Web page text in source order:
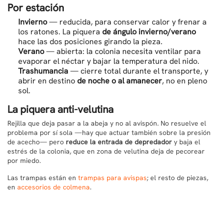
Por estación
Invierno— reducida, para conservar calor y frenar a
los ratones. La piquera de ángulo invierno/verano
hace las dos posiciones girando la pieza.
Verano— abierta: la colonia necesita ventilar para
evaporar el néctar y bajar la temperatura del nido.
Trashumancia— cierre total durante el transporte, y
abrir en destinode noche o al amanecer, no en pleno
sol.
La piquera anti-velutina
Rejilla que deja pasar a la abeja y no al avispón. No resuelve el
problema por sí sola —hay que actuar también sobre la presión
de acecho— pero reduce la entrada de depredador y baja el
estrés de la colonia, que en zona de velutina deja de pecorear
por miedo.
Las trampas están en trampas para avispas; el resto de piezas,
en accesorios de colmena.